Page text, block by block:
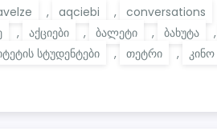
, aqciebi , conversations
, აქციები , ბალეტი , ბახუტა ,
სტუდენტები
, თეტრი , კინო